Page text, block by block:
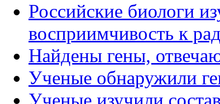
Российские биологи
восприимчивость к
Найдены гены,
Ученые обнаружили